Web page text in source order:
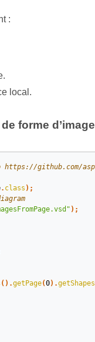
:
local.
forme d’image
github.com/
. class );
);
().getPage(0).getShapes